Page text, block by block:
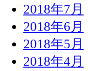
2018年7月
2018年6月
2018年5月
2018年4月